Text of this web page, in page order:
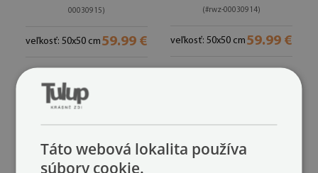
00030915)
veľkosť: 50x50 cm 59.99 €
(#rwz-00030914)
veľkosť: 50x50 cm 59.99 €
Táto webová lokalita používa
súbory cookie.